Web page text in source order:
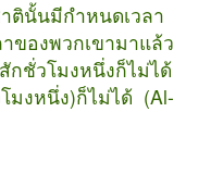
ตินั้นมีกำหนดเวลา
ของพวกเขามาแล้ว
กชั่วโมงหนึ่งก็ไม่ได้
มงหนึ่ง)ก็ไม่ได้ (Al-